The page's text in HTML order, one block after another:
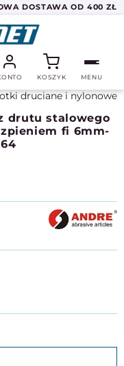
DOSTAWA OD 400 ZŁ
KOSZYK MENU
druciane i nylonowe
drutu stalowego
fi 6mm-